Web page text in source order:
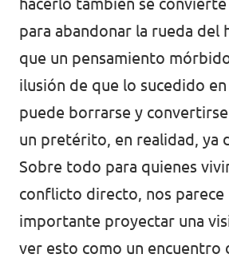
para abandonar la rueda del
que un pensamiento
ilusión de que lo sucedido
puede borrarse y
un pretérito, en realidad, ya
Sobre todo para quienes
conflicto directo, nos parece
importante proyectar una
ver esto como un encuentro